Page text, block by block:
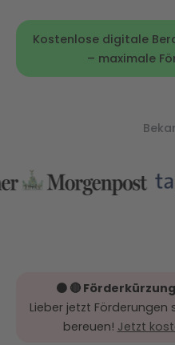
Kostenlose digitale
– maximale
⚫️ 🔴
Lieber jetzt Förderungen
bereuen! Jetzt